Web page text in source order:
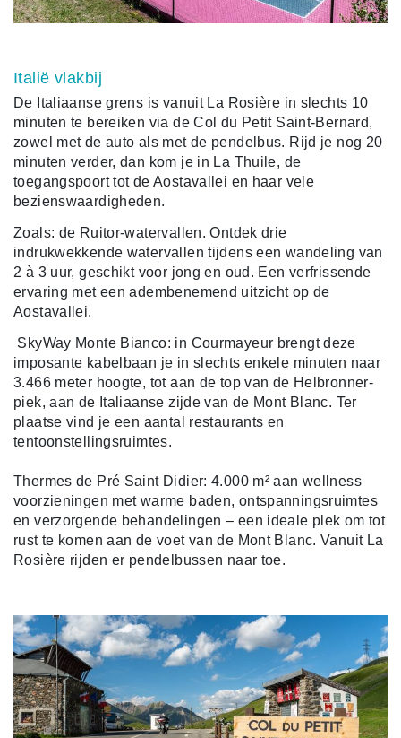
Italië vlakbij
De Italiaanse grens is vanuit La Rosière in slechts 10
minuten te bereiken via de Col du Petit Saint-Bernard,
zowel met de auto als met de pendelbus. Rijd je nog 20
minuten verder, dan kom je in La Thuile, de
toegangspoort tot de Aostavallei en haar vele
bezienswaardigheden.
Zoals: de Ruitor-watervallen. Ontdek drie
indrukwekkende watervallen tijdens een wandeling van
2 à 3 uur, geschikt voor jong en oud. Een verfrissende
ervaring met een adembenemend uitzicht op de
Aostavallei.
SkyWay Monte Bianco: in Courmayeur brengt deze
imposante kabelbaan je in slechts enkele minuten naar
3.466 meter hoogte, tot aan de top van de Helbronner-
piek, aan de Italiaanse zijde van de Mont Blanc. Ter
plaatse vind je een aantal restaurants en
tentoonstellingsruimtes.
Thermes de Pré Saint Didier: 4.000 m² aan wellness
voorzieningen met warme baden, ontspanningsruimtes
en verzorgende behandelingen – een ideale plek om tot
rust te komen aan de voet van de Mont Blanc. Vanuit La
Rosière rijden er pendelbussen naar toe.